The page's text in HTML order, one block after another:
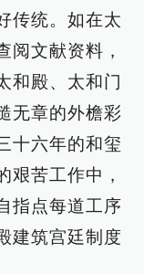
传统。如在太
阅文献资料，
和殿、太和门
无章的外檐彩
十六年的和玺
艰苦工作中，
指点每道工序
建筑宫廷制度